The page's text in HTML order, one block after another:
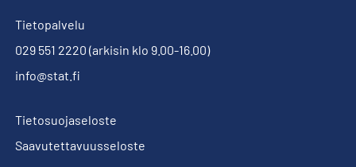
Tietopalvelu
029 551 2220 (arkisin klo 9.00-16.00)
info@stat.fi
Tietosuojaseloste
Saavutettavuusseloste